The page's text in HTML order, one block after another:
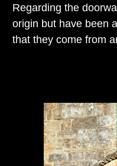
Regarding the
origin but have been
that they come from